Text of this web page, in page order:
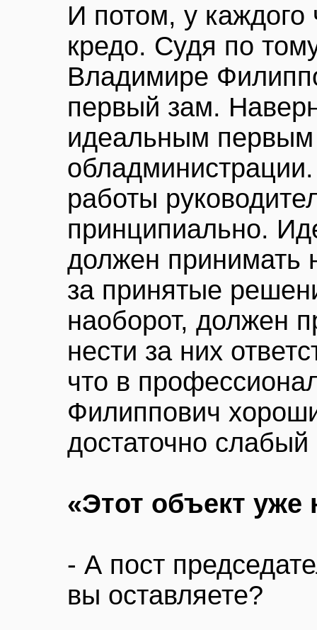
И потом, у каждого
кредо. Судя по
Владимире
первый зам.
идеальным
работы
принципиально.
должен принимать
за принятые
наоборот, должен
нести за них
что в
Филиппович
достаточно слабый
«Этот объект уже
- А пост
вы оставляете?